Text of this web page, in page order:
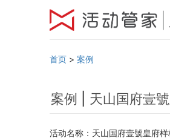
首页 > 案例
案例 | 天山国府壹
活动名称：天山国府壹號皇府